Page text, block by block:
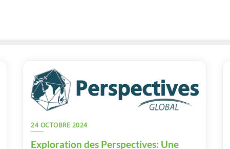
24 OCTOBRE 2024
Exploration des Perspectives: Une